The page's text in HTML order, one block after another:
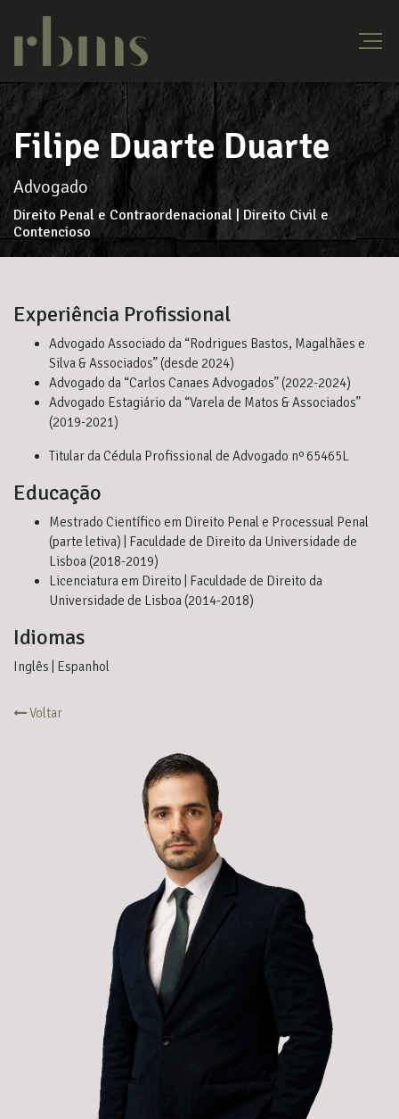
Filipe Duarte Duarte
Advogado
Direito Penal e Contraordenacional | Direito Civil e
Contencioso
Experiência Profissional
Advogado Associado da “Rodrigues Bastos, Magalhães e
Silva & Associados” (desde 2024)
Advogado da “Carlos Canaes Advogados” (2022-2024)
Advogado Estagiário da “Varela de Matos & Associados”
(2019-2021)
Titular da Cédula Profissional de Advogado nº 65465L
Educação
Mestrado Científico em Direito Penal e Processual Penal
(parte letiva) | Faculdade de Direito da Universidade de
Lisboa (2018-2019)
Licenciatura em Direito | Faculdade de Direito da
Universidade de Lisboa (2014-2018)
Idiomas
Inglês | Espanhol
Voltar